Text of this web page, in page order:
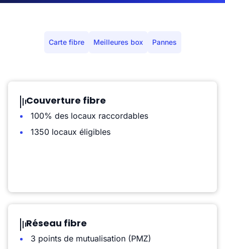
Carte fibre Meilleures box Pannes
Couverture fibre
100% des locaux raccordables
1350 locaux éligibles
Réseau fibre
3 points de mutualisation (PMZ)